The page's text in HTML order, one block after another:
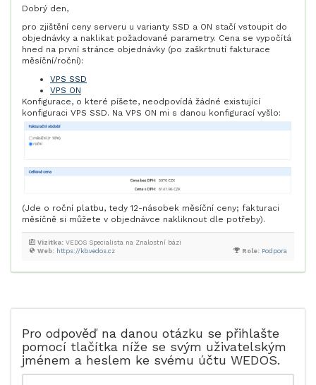
Dobrý den,
pro zjištění ceny serveru u varianty SSD a ON stačí vstoupit do
objednávky a naklikat požadované parametry. Cena se vypočítá
hned na první stránce objednávky (po zaškrtnutí fakturace
měsíční/roční):
VPS SSD
VPS ON
Konfigurace, o které píšete, neodpovídá žádné existující
konfiguraci VPS SSD. Na VPS ON mi s danou konfigurací vyšlo:
(Jde o roční platbu, tedy 12-násobek měsíční ceny; fakturaci
měsíčně si můžete v objednávce nakliknout dle potřeby).
Role: Podpora
Web: https://kb.vedos.cz
Vizitka: VEDOS Specialista na Znalostní bázi
Pro odpověď na danou otázku se přihlašte
pomocí tlačítka níže se svým uživatelským
jménem a heslem ke svému účtu WEDOS.